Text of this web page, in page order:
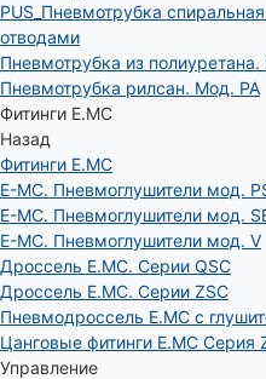
PUS_Пневмотрубка
отводами
Пневмотрубка из
Пневмотрубка рилсан. Мод. PA
Фитинги E.MC
Назад
Фитинги E.MC
E-MC. Пневмоглушители мод.
E-MC. Пневмоглушители мод.
E-MC. Пневмоглушители мод. V
Дроссель E.MC. Серии QSC
Дроссель E.MC. Серии ZSC
Пневмодроссель E.MC с
Цанговые фитинги E.MC Серия
Управление